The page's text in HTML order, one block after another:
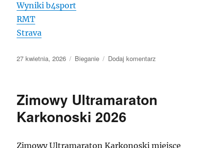
Wyniki b4sport
RMT
Strava
Data
27 kwietnia, 2026 Kategorie
Bieganie Dodaj komentarz
E1
Zimowy Ultramaraton
Karkonoski 2026
Zimowy Ultramaraton Karkonoski miejsce